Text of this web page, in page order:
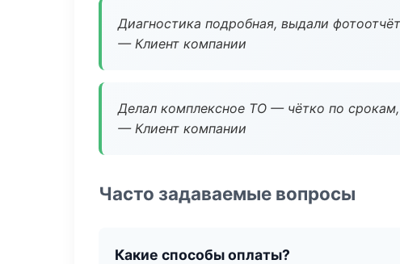
Диагностика подробная, выдали
— Клиент компании
Делал комплексное ТО — чётко по
— Клиент компании
Часто задаваемые вопросы
Какие способы оплаты?